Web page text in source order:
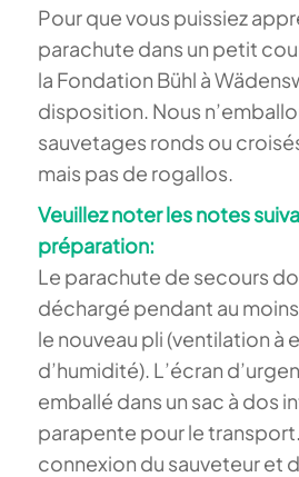
Pour que vous puissiez
parachute dans un petit
la Fondation Bühl à
disposition. Nous
sauvetages ronds ou
mais pas de rogallos.
Veuillez noter les notes
préparation:
Le parachute de secours
déchargé pendant au
le nouveau pli (ventilation à
d’humidité). L’écran
emballé dans un sac à dos
parapente pour le
connexion du sauveteur et